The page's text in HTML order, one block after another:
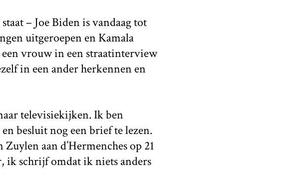
– Joe Biden is vandaag tot
uitgeroepen en Kamala
een vrouw in een straatinterview
in een ander herkennen en
televisiekijken. Ik ben
besluit nog een brief te lezen.
aan d’Hermenches op 21
ik schrijf omdat ik niets anders